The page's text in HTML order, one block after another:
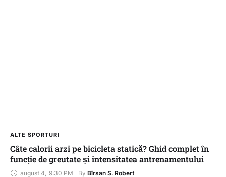
ALTE SPORTURI
Câte calorii arzi pe bicicleta statică? Ghid complet în
funcție de greutate și intensitatea antrenamentului
august 4 9:30 PM By Bîrsan S. Robert